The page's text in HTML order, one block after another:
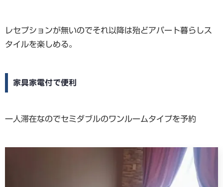
レセプションが無いのでそれ以降は殆どアパート暮らしス
タイルを楽しめる。
家具家電付で便利
一人滞在なのでセミダブルのワンルームタイプを予約